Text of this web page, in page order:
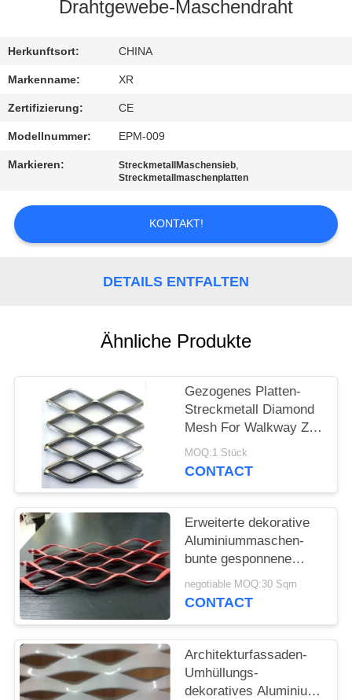
SIE
MIT
UNS
IN
VERBINDUNG
FORDERN
SIE
PRIVACY
POLICY
Drahtgewebe-Maschendraht
Herkunftsort: CHINA
Markenname: XR
Zertifizierung: CE
Modellnummer: EPM-009
Markieren: StreckmetallMaschensieb,
Streckmetallmaschenplatten
KONTAKT!
DETAILS ENTFALTEN
Ähnliche Produkte
Gezogenes Platten-
Streckmetall Diamond
Mesh For Walkway Zoo
Fence
MOQ:1 Stück
CONTACT
Erweiterte dekorative
Aluminiummaschen-
bunte gesponnene
Filetarbeit für äußeren
Wandbehang
negotiable MOQ:30 Sqm
CONTACT
Architekturfassaden-
Umhüllungs-
dekoratives Aluminium